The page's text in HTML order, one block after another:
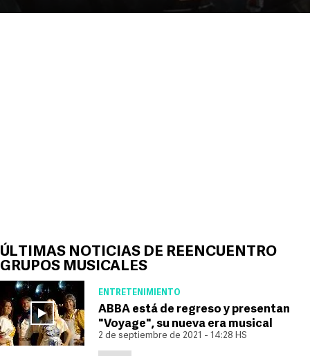
ÚLTIMAS NOTICIAS DE REENCUENTRO
GRUPOS MUSICALES
ENTRETENIMIENTO
ABBA está de regreso y presentan
"Voyage", su nueva era musical
2 de septiembre de 2021 - 14:28 HS